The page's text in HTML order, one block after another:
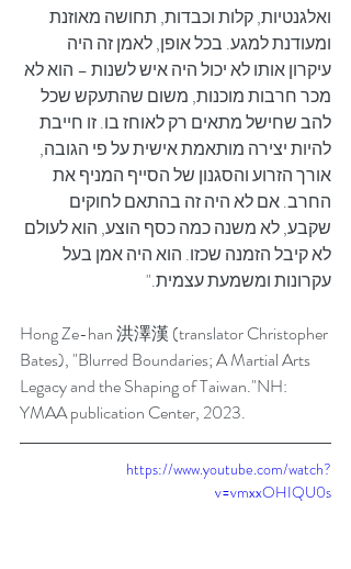
ואלגנטיות, קלות וכבדות, תחושה מאוזנת
ומעודנת למגע. בכל אופן, לאמן זה היה
עיקרון אותו לא יכול היה איש לשנות – הוא לא
מכר חרבות מוכנות, משום שהתעקש שכל
להב שחישל מתאים רק לאוחז בו. זו חייבת
להיות יצירה מותאמת אישית על פי הגובה,
אורך הזרוע והסגנון של הסייף המניף את
החרב. אם לא היה זה בהתאם לחוקים
שקבע, לא משנה כמה כסף הוצע, הוא לעולם
לא קיבל הזמנה שכזו. הוא היה אמן בעל
עקרונות ומשמעת עצמית."
Hong Ze-han 洪澤漢 (translator Christopher
Bates), "Blurred Boundaries; A Martial Arts
Legacy and the Shaping of Taiwan."NH:
YMAA publication Center, 2023.
https://www.youtube.com/watch?
v=vmxxOHIQU0s